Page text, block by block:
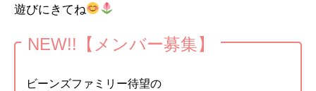
遊びにきてね
NEW!!【メンバー募集】
ビーンズファミリー待望の